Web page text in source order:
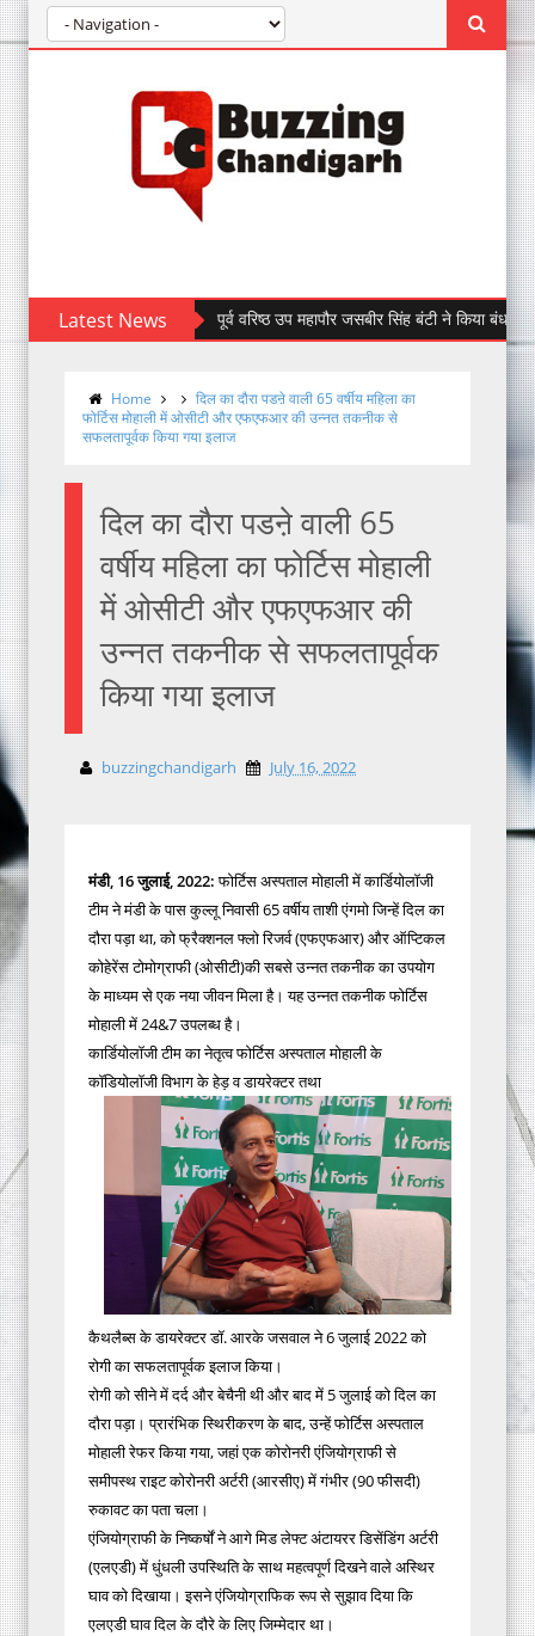
Latest Newsपूर्व वरिष्ठ उप महापौर जसबीर सिंह बंटी ने किया बंधन बैंक की
Home
दिल का दौरा पडऩे वाली 65 वर्षीय महिला का
फोर्टिस मोहाली में ओसीटी और एफएफआर की उन्नत तकनीक से
सफलतापूर्वक किया गया इलाज
दिल का दौरा पडऩे वाली 65
वर्षीय महिला का फोर्टिस मोहाली
में ओसीटी और एफएफआर की
उन्नत तकनीक से सफलतापूर्वक
किया गया इलाज
buzzingchandigarh July 16, 2022
मंडी, 16 जुलाई, 2022:फोर्टिस अस्पताल मोहाली में कार्डियोलॉजी
टीम ने मंडी के पास कुल्लू निवासी 65 वर्षीय ताशी एंगमो जिन्हें दिल का
दौरा पड़ा था, को फ्रैक्शनल फ्लो रिजर्व (एफएफआर) और ऑप्टिकल
कोहेरेंस टोमोग्राफी (ओसीटी)की सबसे उन्नत तकनीक का उपयोग
के माध्यम से एक नया जीवन मिला है। यह उन्नत तकनीक फोर्टिस
मोहाली में 24&7 उपलब्ध है।
कार्डियोलॉजी टीम का नेतृत्व फोर्टिस अस्पताल मोहाली के
कॉडियोलॉजी विभाग के हेड़ व डायरेक्टर तथा
कैथलैब्स के डायरेक्टर डॉ. आरके जसवाल ने 6 जुलाई 2022 को
रोगी का सफलतापूर्वक इलाज किया।
रोगी को सीने में दर्द और बेचैनी थी और बाद में 5 जुलाई को दिल का
दौरा पड़ा। प्रारंभिक स्थिरीकरण के बाद, उन्हें फोर्टिस अस्पताल
मोहाली रेफर किया गया, जहां एक कोरोनरी एंजियोग्राफी से
समीपस्थ राइट कोरोनरी अर्टरी (आरसीए) में गंभीर (90 फीसदी)
रुकावट का पता चला।
एंजियोग्राफी के निष्कर्षों ने आगे मिड लेफ्ट अंटायरर डिसेंडिंग अर्टरी
(एलएडी) में धुंधली उपस्थिति के साथ महत्वपूर्ण दिखने वाले अस्थिर
घाव को दिखाया। इसने एंजियोग्राफिक रूप से सुझाव दिया कि
एलएडी घाव दिल के दौरे के लिए जिम्मेदार था।